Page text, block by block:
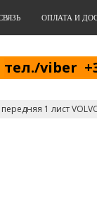
ОПЛАТА И
тел./viber
1 лист